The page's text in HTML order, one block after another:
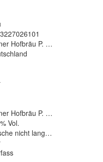
Hofbräu P. Josef Früh KG,
Hofbräu P. Josef Früh KG,
Vol.
nicht lange Sonnenlicht